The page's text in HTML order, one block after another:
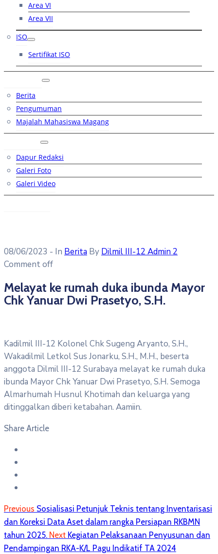
Area VI
Area VII
ISO
Sertifikat ISO
Berita
Pengumuman
Majalah Mahasiswa Magang
Dapur Redaksi
Galeri Foto
Galeri Video
08/06/2023 - In Berita By Dilmil III-12 Admin 2
Comment off
Melayat ke rumah duka ibunda Mayor
Chk Yanuar Dwi Prasetyo, S.H.
Kadilmil III-12 Kolonel Chk Sugeng Aryanto, S.H.,
Wakadilmil Letkol Sus Jonarku, S.H., M.H., beserta
anggota Dilmil III-12 Surabaya melayat ke rumah duka
ibunda Mayor Chk Yanuar Dwi Prasetyo, S.H. Semoga
Almarhumah Husnul Khotimah dan keluarga yang
ditinggalkan diberi ketabahan. Aamiin.
Share Article
Previous Sosialisasi Petunjuk Teknis tentang Inventarisasi
dan Koreksi Data Aset dalam rangka Persiapan RKBMN
tahun 2025. Next Kegiatan Pelaksanaan Penyusunan dan
Pendampingan RKA-K/L Pagu Indikatif TA 2024